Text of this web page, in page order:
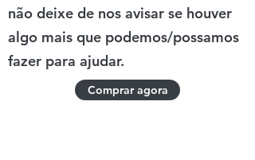
não deixe de nos avisar se houver
algo mais que podemos/possamos
fazer para ajudar.
Comprar agora